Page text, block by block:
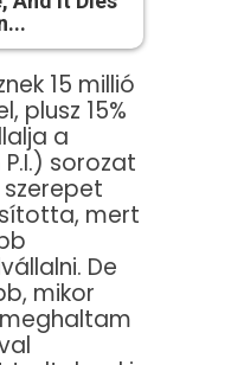
15 millió
plusz 15%
a
sorozat
mert
De
mikor